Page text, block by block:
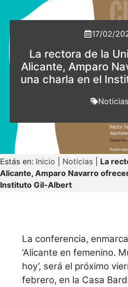
17/02/
La rectora de la
Alicante, Amparo
una charla en el
Noticias
Estás en: Inicio Noticias
La
Alicante, Amparo Navarro
Instituto Gil-Albert
La conferencia,
‘Alicante en femenino.
hoy’, será el próximo
febrero, en la Casa